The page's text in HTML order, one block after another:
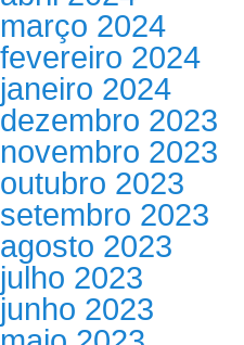
março 2024
fevereiro 2024
janeiro 2024
dezembro 2023
novembro 2023
outubro 2023
setembro 2023
agosto 2023
julho 2023
junho 2023